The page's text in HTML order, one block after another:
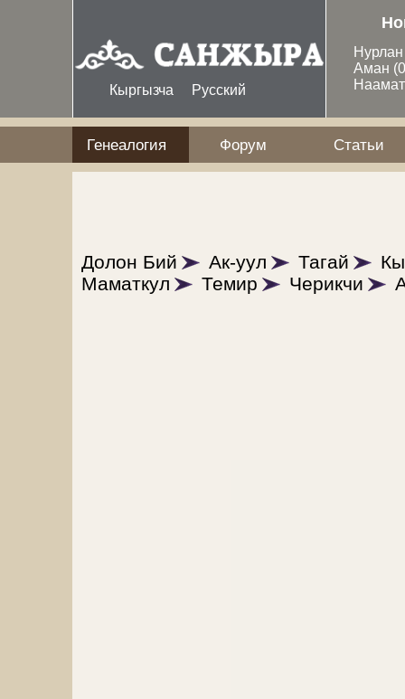
Кыргызча Русский
Аман
Генеалогия Форум Статьи
Долон Бий Ак-уул Тагай
Маматкул
Темир Черикчи